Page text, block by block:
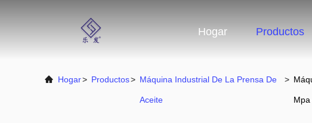
Hogar Productos
Hogar> Productos> Máquina Industrial De La Prensa De
Aceite
>